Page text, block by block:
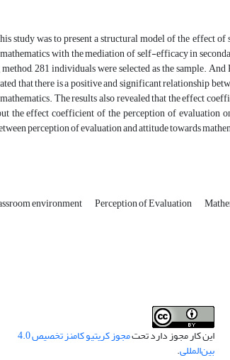
study was to present a structural model of the effect
with the mediation of self-efficacy in
281 individuals were selected as the sample.
that there is a positive and significant relationship
The results also revealed that the effect
the effect coefficient of the perception of evaluation
perception of evaluation and attitude towards
environment Perception of Evaluation
این کار مجوز دارد تحت مجوز کریتیو کامنز تخصیص 4.0
بین‌المللی.